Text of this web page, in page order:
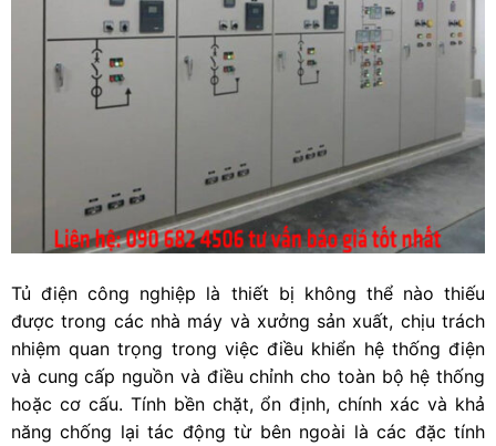
Tủ điện công nghiệp là thiết bị không thể nào thiếu
được trong các nhà máy và xưởng sản xuất, chịu trách
nhiệm quan trọng trong việc điều khiển hệ thống điện
và cung cấp nguồn và điều chỉnh cho toàn bộ hệ thống
hoặc cơ cấu. Tính bền chặt, ổn định, chính xác và khả
năng chống lại tác động từ bên ngoài là các đặc tính